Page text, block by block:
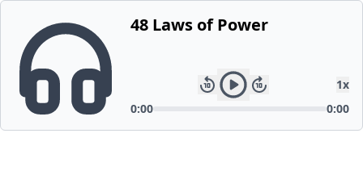
48 Laws of Power
1x
0:00
0:00